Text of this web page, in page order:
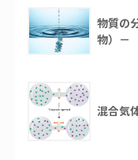
物質の
物）－
混合気